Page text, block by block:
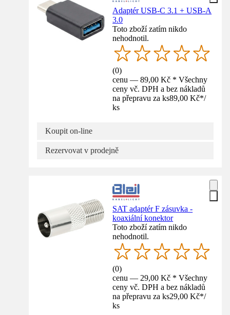
Adaptér USB-C 3.1 + USB-A
3.0
Toto zboží zatím nikdo
nehodnotil.
(0)
cenu — 89,00 Kč * Všechny
ceny vč. DPH a bez nákladů
na přepravu za ks89,00 Kč*/
ks
Koupit on-line
Rezervovat v prodejně
SAT adaptér F zásuvka -
koaxiální konektor
Toto zboží zatím nikdo
nehodnotil.
(0)
cenu — 29,00 Kč * Všechny
ceny vč. DPH a bez nákladů
na přepravu za ks29,00 Kč*/
ks